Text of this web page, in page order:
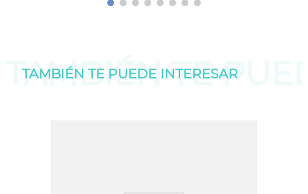
TAMBIÉN TE
TAMBIÉN TE PUEDE INTERESAR